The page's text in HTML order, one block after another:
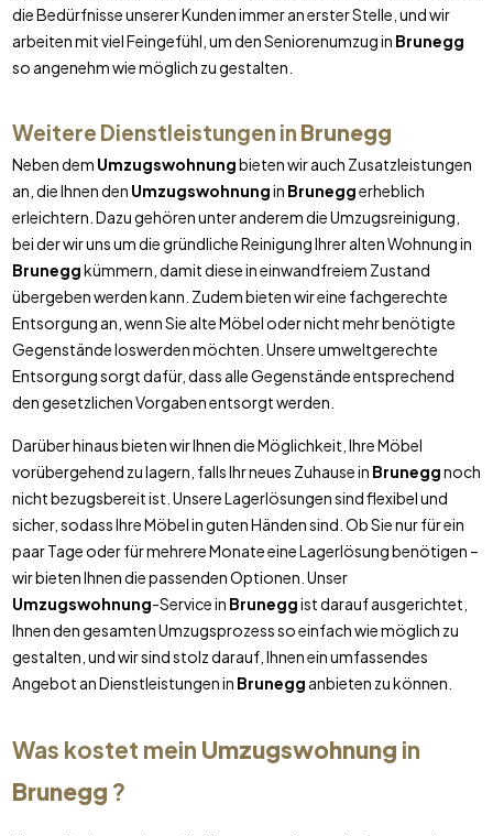
die Bedürfnisse unserer Kunden immer an erster Stelle, und wir
arbeiten mit viel Feingefühl, um den Seniorenumzug in Brunegg
so angenehm wie möglich zu gestalten.
Weitere Dienstleistungen in Brunegg
Neben dem Umzugswohnungbieten wir auch Zusatzleistungen
an, die Ihnen den Umzugswohnungin Bruneggerheblich
erleichtern. Dazu gehören unter anderem die Umzugsreinigung,
bei der wir uns um die gründliche Reinigung Ihrer alten Wohnung in
Bruneggkümmern, damit diese in einwandfreiem Zustand
übergeben werden kann. Zudem bieten wir eine fachgerechte
Entsorgung an, wenn Sie alte Möbel oder nicht mehr benötigte
Gegenstände loswerden möchten. Unsere umweltgerechte
Entsorgung sorgt dafür, dass alle Gegenstände entsprechend
den gesetzlichen Vorgaben entsorgt werden.
Darüber hinaus bieten wir Ihnen die Möglichkeit, Ihre Möbel
vorübergehend zu lagern, falls Ihr neues Zuhause in Bruneggnoch
nicht bezugsbereit ist. Unsere Lagerlösungen sind flexibel und
sicher, sodass Ihre Möbel in guten Händen sind. Ob Sie nur für ein
paar Tage oder für mehrere Monate eine Lagerlösung benötigen –
wir bieten Ihnen die passenden Optionen. Unser
Umzugswohnung-Service in Bruneggist darauf ausgerichtet,
Ihnen den gesamten Umzugsprozess so einfach wie möglich zu
gestalten, und wir sind stolz darauf, Ihnen ein umfassendes
Angebot an Dienstleistungen in Brunegg anbieten zu können.
Was kostet mein Umzugswohnung in
Brunegg ?